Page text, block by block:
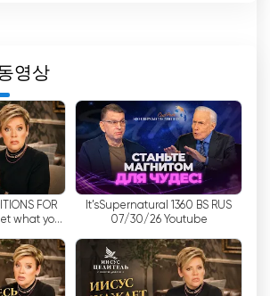
송과 방송을 통해 시청자와 소통하고
관계를 발전시키는 데 많은 시간을 할
업무의 핵심 요소 중 하나입니다.
는 기독교 문화 세계에서 일어나는
악할 수 있습니다. 이 채널은 전 세
기독교 행사를 방송하여 시청자가
할 수 있도록 합니다.
시청할 수 있는 TBN은 전 세계 어
할 수 있습니다. 시청자는 집에서 편안
영상
FOR
what you
It’sSupernatural 1360 BS RUS
07/30/26 Youtube